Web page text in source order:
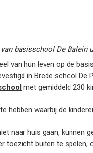
basisschool De Balein
van hun leven op de
in Brede school De
met gemiddeld 230
hebben waarbij de
naar huis gaan, kunnen
toezicht buiten te spelen,